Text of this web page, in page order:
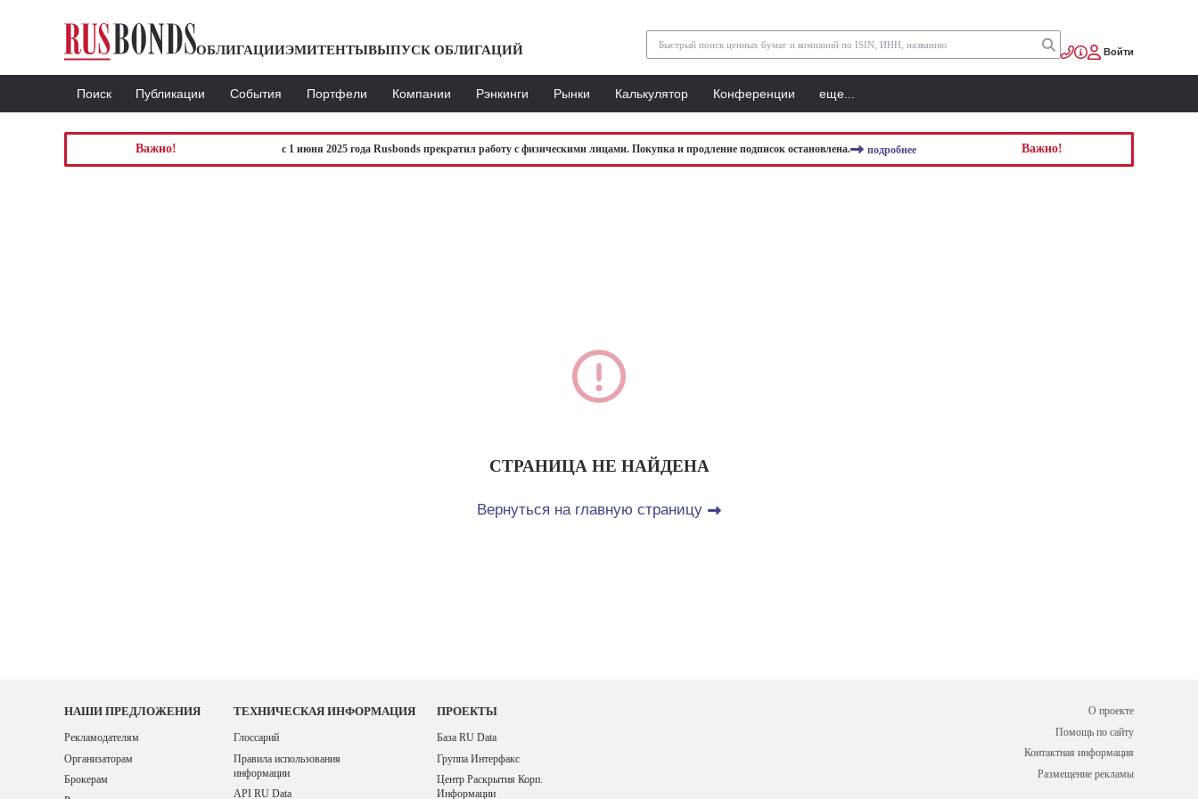
ОБЛИГАЦИИЭМИТЕНТЫВЫПУСК ОБЛИГАЦИЙ Войти
Поиск Публикации События Портфели Компании Рэнкинги Рынки Калькулятор Конференции еще...
Важно! с 1 июня 2025 года Rusbonds прекратил работу с физическими лицами. Покупка и продление подписок остановлена. подробнее Важно!
СТРАНИЦА НЕ НАЙДЕНА
Вернуться на главную страницу
НАШИ ПРЕДЛОЖЕНИЯ
Рекламодателям
Организаторам
Брокерам
ТЕХНИЧЕСКАЯ ИНФОРМАЦИЯ
Глоссарий
Правила использования
информации
API RU Data
ПРОЕКТЫ
База RU Data
Группа Интерфакс
Центр Раскрытия Корп.
Информации
О проекте
Помощь по сайту
Контактная информация
Размещение рекламы